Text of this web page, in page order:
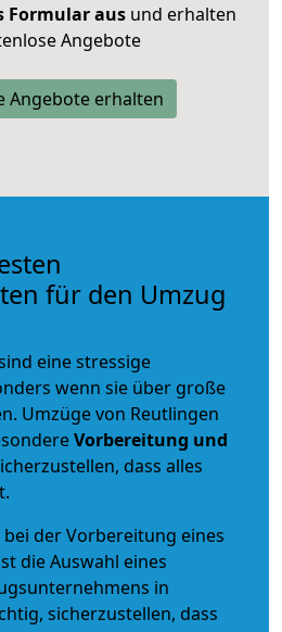
Formular ausund erhalten
Angebote
Angebote erhalten
für den Umzug
eine stressige
wenn sie über große
Umzüge von Reutlingen
Vorbereitung und
dass alles
der Vorbereitung eines
die Auswahl eines
in
sicherzustellen, dass